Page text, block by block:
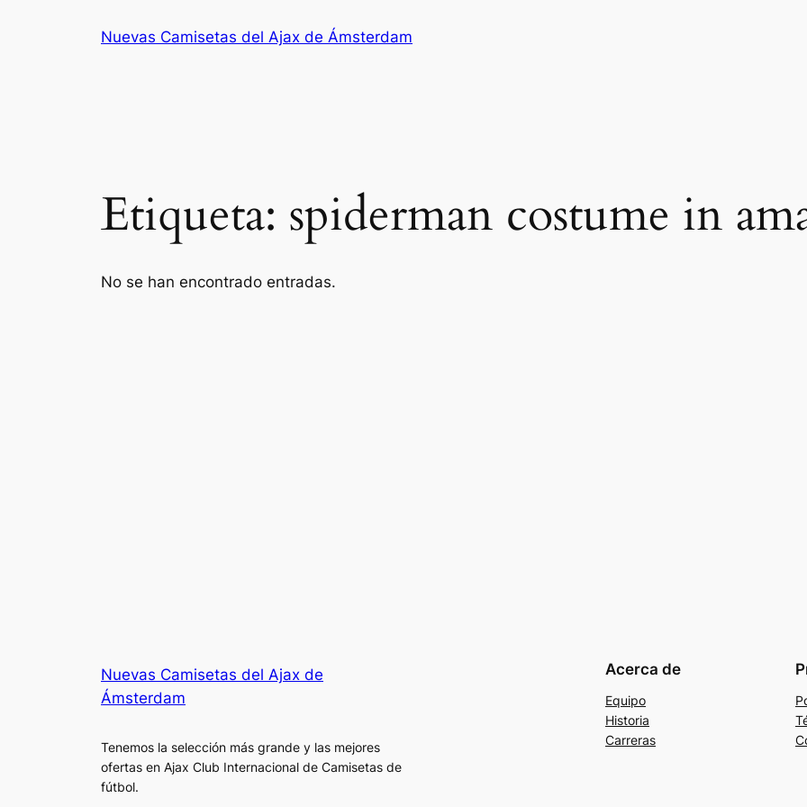
Nuevas Camisetas del Ajax de Ámsterdam
Etiqueta: spiderman costume in
No se han encontrado entradas.
Nuevas Camisetas del Ajax de
Ámsterdam
Tenemos la selección más grande y las mejores
ofertas en Ajax Club Internacional de Camisetas de
fútbol.
Acerca de
Equipo
Historia
Carreras